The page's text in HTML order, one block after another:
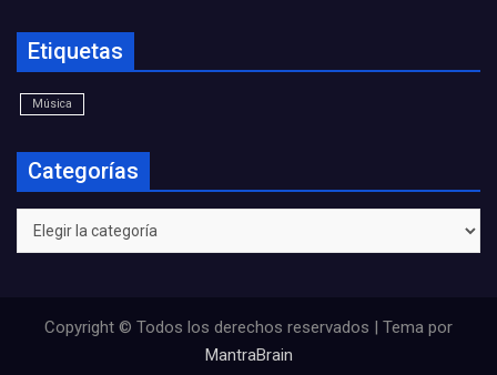
Etiquetas
Música
Categorías
Categorías
Copyright © Todos los derechos reservados | Tema por
MantraBrain